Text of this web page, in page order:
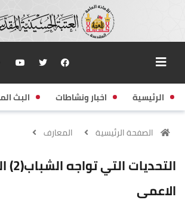
الرئيسية اخبار ونشاطات البث
الصفحة الرئيسية المعارف
الاعمى